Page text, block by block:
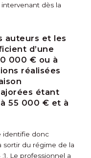
dès la
auteurs et les
d’une
000 € ou à
réalisées
étant
55 000 € et à
identifie donc
sortir du régime de la
:1. Le professionnel a